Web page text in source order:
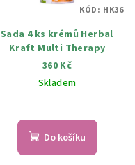
Sada 4 ks krémů Herbal
Kraft Multi Therapy
360 Kč
Skladem
Do košíku
KÓD: HK36